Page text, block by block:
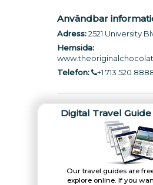
Användbar
Adress:2521 University
Hemsida:
Telefon:
+1 713 520
Digital Travel
Our travel guides are
explore online. If you